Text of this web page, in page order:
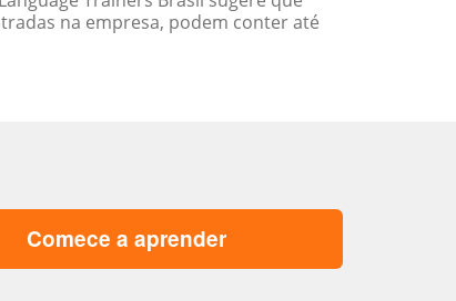
na empresa, podem conter até
Comece a aprender